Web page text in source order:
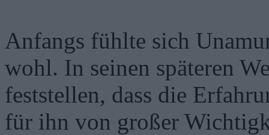
Anfangs fühlte sich
wohl. In seinen späteren
feststellen, dass die
für ihn von großer